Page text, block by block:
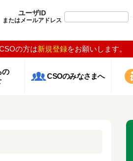
ユーザID
またはメールアドレス
の方は新規登録をお願いします。
の
CSOのみなさまへ